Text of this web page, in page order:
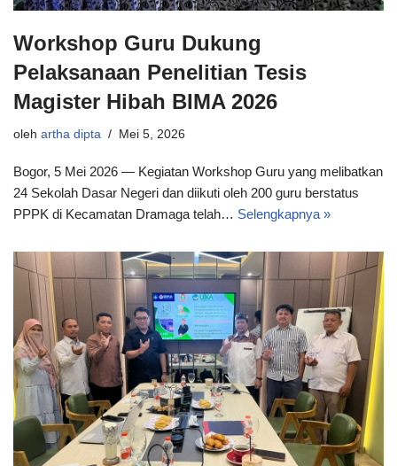
Workshop Guru Dukung
Pelaksanaan Penelitian Tesis
Magister Hibah BIMA 2026
oleh artha dipta Mei 5, 2026
Bogor, 5 Mei 2026 — Kegiatan Workshop Guru yang melibatkan
24 Sekolah Dasar Negeri dan diikuti oleh 200 guru berstatus
PPPK di Kecamatan Dramaga telah… Selengkapnya »